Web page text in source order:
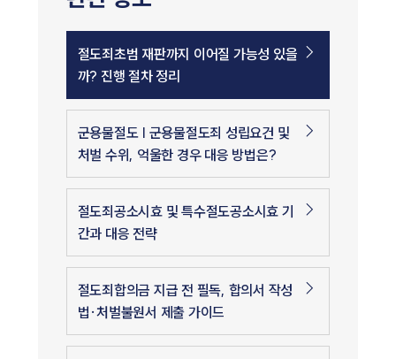
절도죄초범 재판까지 이어질 가능성 있을
까? 진행 절차 정리
군용물절도 | 군용물절도죄 성립요건 및
처벌 수위, 억울한 경우 대응 방법은?
절도죄공소시효 및 특수절도공소시효 기
간과 대응 전략
절도죄합의금 지급 전 필독, 합의서 작성
법·처벌불원서 제출 가이드